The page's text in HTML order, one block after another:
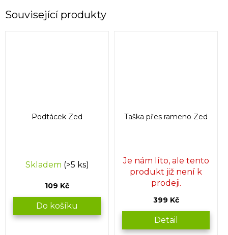
Související produkty
Podtácek Zed
Skladem (>5 ks)
109 Kč
Do košíku
Taška přes rameno Zed
Je nám líto, ale tento
produkt již není k
prodeji.
399 Kč
Detail